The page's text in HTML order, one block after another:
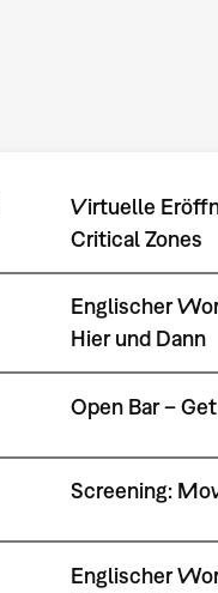
Virtuelle
Critical Zones
Englischer
Hier und Dann
Open Bar –
Screening:
Englischer